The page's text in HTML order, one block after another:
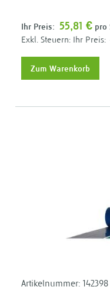
Ihr Preis: 55,81 € pro
Ihr Preis:
Zum Warenkorb
Artikelnummer: 142398